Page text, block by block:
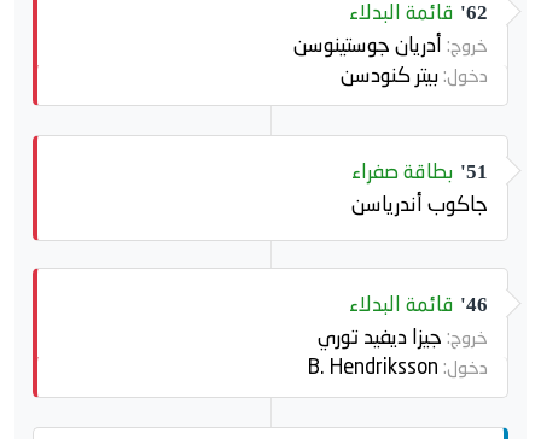
62' قائمة البدلاء
خروج: أدريان جوستينوسن
دخول:بيتر كنودسن
51' بطاقة صفراء
جاكوب أندرياسن
46' قائمة البدلاء
خروج: جيزا ديفيد توري
دخول: